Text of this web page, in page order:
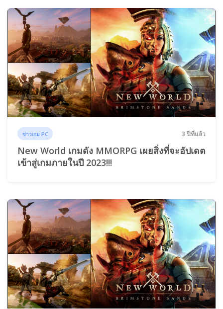
ข่าวเกม PC 3 ปีที่แล้ว
New World เกมดัง MMORPG เผยสิ่งที่จะอัปเดต
เข้าสู่เกมภายในปี 2023!!!